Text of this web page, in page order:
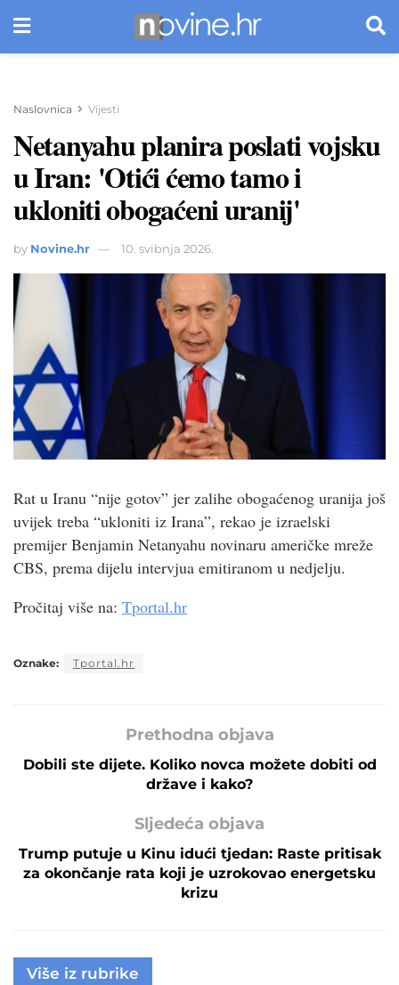
Naslovnica Vijesti
Netanyahu planira poslati vojsku
u Iran: 'Otići ćemo tamo i
ukloniti obogaćeni uranij'
by Novine.hr 10. svibnja 2026.
Rat u Iranu “nije gotov” jer zalihe obogaćenog uranija još
uvijek treba “ukloniti iz Irana”, rekao je izraelski
premijer Benjamin Netanyahu novinaru američke mreže
CBS, prema dijelu intervjua emitiranom u nedjelju.
Pročitaj više na: Tportal.hr
Oznake: Tportal.hr
Prethodna objava
Dobili ste dijete. Koliko novca možete dobiti od
države i kako?
Sljedeća objava
Trump putuje u Kinu idući tjedan: Raste pritisak
za okončanje rata koji je uzrokovao energetsku
krizu
Više iz rubrike